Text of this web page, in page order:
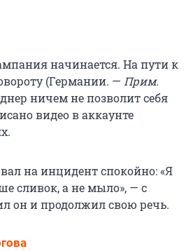
начинается. На пути к
(Германии. — Прим.
ничем не позволит себя
видео в аккаунте
на инцидент спокойно: «Я
сливок, а не мыло», — с
он и продолжил свою речь.